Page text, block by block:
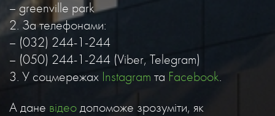
– greenville park
2. За телефонами:
– (032) 244-1-244
– (050) 244-1-244 (Viber, Telegram)
3. У соцмережах Instagram та Facebook.
А дане відео допоможе зрозуміти, як